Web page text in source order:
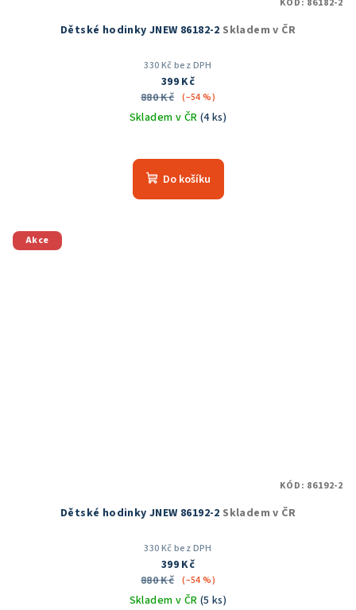
Dětské hodinky JNEW 86182-2 Skladem v ČR
330 Kč bez DPH
399 Kč
880 Kč (–54 %)
Skladem v ČR (4 ks)
Do košíku
KÓD: 86182-2
Akce
Dětské hodinky JNEW 86192-2 Skladem v ČR
330 Kč bez DPH
399 Kč
880 Kč (–54 %)
Skladem v ČR (5 ks)
KÓD: 86192-2